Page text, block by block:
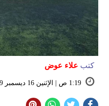
كتب علاء عوض
1:19 ص | الإثنين 16 ديسمبر 2019